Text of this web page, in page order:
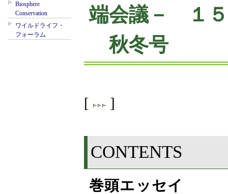
端会議－ １
秋冬号
[ ]
CONTENTS
巻頭エッセイ
Biosphere
Conservation
ワイルドライフ・
フォーラム